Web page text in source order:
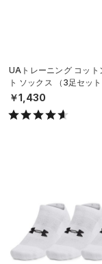
UAトレーニング コット
ト ソックス （3足セット
ニング/UNISEX）
￥1,430